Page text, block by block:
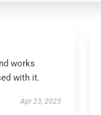
works
with it.
Apr 23, 2025